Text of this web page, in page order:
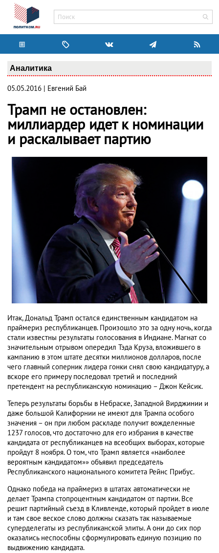
Аналитика
05.05.2016 | Евгений Бай
Трамп не остановлен:
миллиардер идет к номинации
и раскалывает партию
Итак, Дональд Трамп остался единственным кандидатом на
праймериз республиканцев. Произошло это за одну ночь, когда
стали известны результаты голосования в Индиане. Магнат со
значительным отрывом опередил Тэда Круза, вложившего в
кампанию в этом штате десятки миллионов долларов, после
чего главный соперник лидера гонки снял свою кандидатуру, а
вскоре его примеру последовал третий и последний
претендент на республиканскую номинацию – Джон Кейсик.
Теперь результаты борьбы в Небраске, Западной Вирджинии и
даже большой Калифорнии не имеют для Трампа особого
значения – он при любом раскладе получит вожделенные
1237 голосов, что достаточно для его избрания в качестве
кандидата от республиканцев на всеобщих выборах, которые
пройдут 8 ноября. О том, что Трамп является «наиболее
вероятным кандидатом»» объявил председатель
Республиканского национального комитета Рейнс Прибус.
Однако победа на праймериз в штатах автоматически не
делает Трампа стопроцентным кандидатом от партии. Все
решит партийный съезд в Кливленде, который пройдет в июле
и там свое веское слово должны сказать так называемые
суперделегаты из республиканской элиты. А они до сих пор
оказались неспособны сформулировать единую позицию по
выдвижению кандидата.